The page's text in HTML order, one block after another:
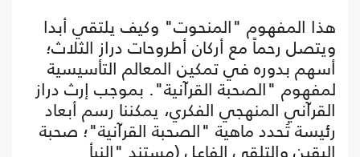
هذا المفهوم "المنحوت" وكيف يلتقي أبدا
ويتصل رحماً مع أركان أطروحات دراز الثلاث؛
أسهم بدوره في تمكين المعالم التأسيسية
لمفهوم "الصحبة القرآنية". بموجب إرث دراز
القرآني المنهجي الفكري، يمكننا رسم أبعاد
رئيسة تُحدد ماهية "الصحبة القرآنية"؛ صحبة